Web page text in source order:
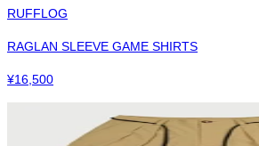
RUFFLOG
RAGLAN SLEEVE GAME SHIRTS
¥16,500